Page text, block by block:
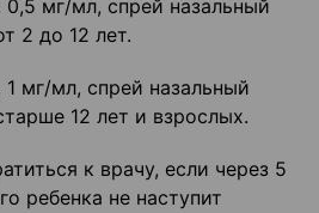
мг/мл, спрей назальный
2 до 12 лет.
мг/мл, спрей назальный
12 лет и взрослых.
к врачу, если через 5
ребенка не наступит